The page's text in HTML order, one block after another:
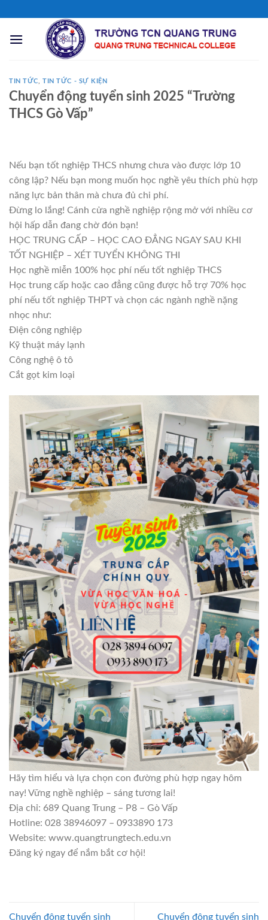
nội
TIN TỨC ,TIN TỨC - SỰ KIỆN
Chuyển động tuyển sinh 2025 “Trường
THCS Gò Vấp”
Nếu bạn tốt nghiệp THCS nhưng chưa vào được lớp 10
công lập? Nếu bạn mong muốn học nghề yêu thích phù hợp
năng lực bản thân mà chưa đủ chi phí.
Đừng lo lắng! Cánh cửa nghề nghiệp rộng mở với nhiều cơ
hội hấp dẫn đang chờ đón bạn!
HỌC TRUNG CẤP – HỌC CAO ĐẲNG NGAY SAU KHI
TỐT NGHIỆP – XÉT TUYỂN KHÔNG THI
Học nghề miễn 100% học phí nếu tốt nghiệp THCS
Học trung cấp hoặc cao đẳng cũng được hỗ trợ 70% học
phí nếu tốt nghiệp THPT và chọn các ngành nghề nặng
nhọc như:
Điện công nghiệp
Kỹ thuật máy lạnh
Công nghệ ô tô
Cắt gọt kim loại
Hãy tìm hiểu và lựa chọn con đường phù hợp ngay hôm
nay! Vững nghề nghiệp – sáng tương lai!
Địa chỉ: 689 Quang Trung – P8 – Gò Vấp
Hotline: 028 38946097 – 0933890 173
Website: www.quangtrungtech.edu.vn
Đăng ký ngay để nắm bắt cơ hội!
Chuyển động tuyển sinh
Chuyển động tuyển sinh